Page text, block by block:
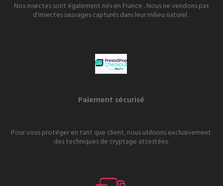
Nos insectes sont également nés en France . Nous ne vendons pas
d'insectes sauvages capturés dans leur milieu naturel .
Paiement sécurisé
Pour vous protéger en tant que client, nous utilisons exclusivement
des techniques de cryptage attestées.